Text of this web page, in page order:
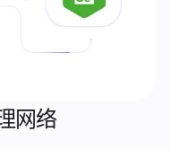
网络